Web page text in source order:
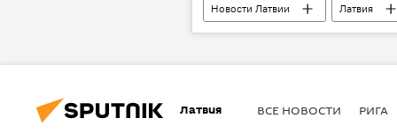
Новости Латвии Латвия
Латвия ВСЕ НОВОСТИ РИГА